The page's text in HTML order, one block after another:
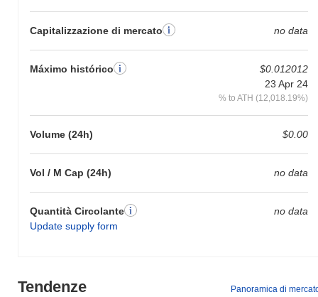
Capitalizzazione di mercato no data
Máximo histórico
$0.012012
23 Apr 24
% to ATH (12,018.19%)
Volume (24h) $0.00
Vol / M Cap (24h) no data
Quantità Circolante
Update supply form
no data
Tendenze Panoramica di